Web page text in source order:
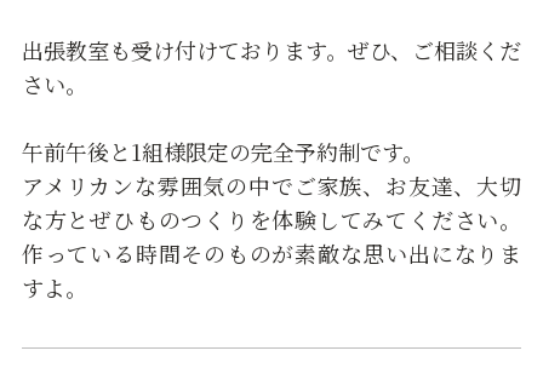
出張教室も受け付けております。ぜひ、ご相談くだ
さい。
午前午後と1組様限定の完全予約制です。
アメリカンな雰囲気の中でご家族、お友達、大切
な方とぜひものつくりを体験してみてください。
作っている時間そのものが素敵な思い出になりま
すよ。